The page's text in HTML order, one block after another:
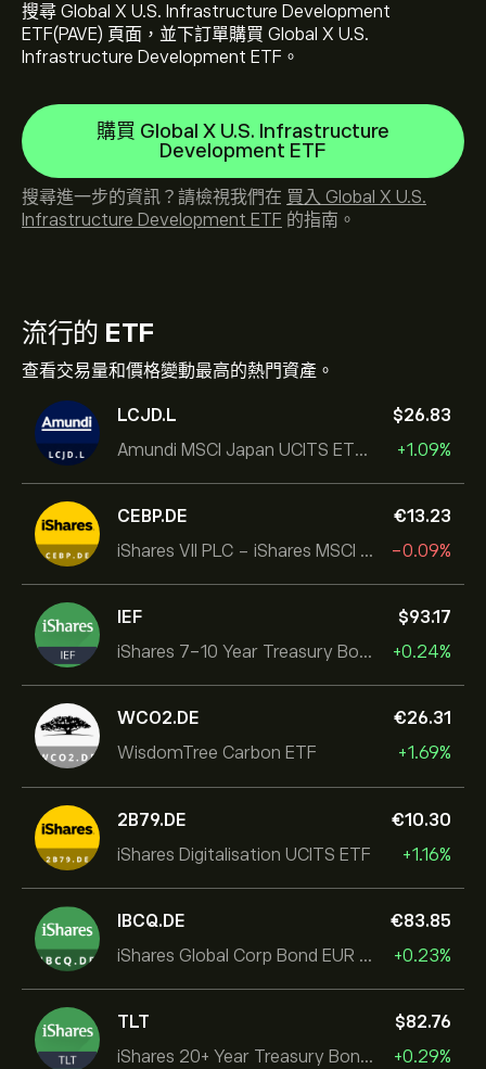
流行的 ETF
查看交易量和價格變動最高的熱門資產。
LCJD.L
Amundi MSCI Japan UCITS ETF Acc
‎$‎26.83
+1.09%
CEBP.DE
iShares VII PLC - iShares MSCI EMU USD Hedged UCITS ETF
‎€‎13.23
-0.09%
IEF
iShares 7-10 Year Treasury Bond ETF
‎$‎93.17
+0.24%
WCO2.DE
WisdomTree Carbon ETF
‎€‎26.31
+1.69%
2B79.DE
iShares Digitalisation UCITS ETF
‎€‎10.30
+1.16%
IBCQ.DE
iShares Global Corp Bond EUR Hedged UCITS ETF Dist
‎€‎83.85
+0.23%
TLT
iShares 20+ Year Treasury Bond ETF
‎$‎82.76
+0.29%
搜尋 Global X U.S. Infrastructure Development
ETF(PAVE) 頁面，並下訂單購買 Global X U.S.
Infrastructure Development ETF。
購買 Global X U.S. Infrastructure
Development ETF
搜尋進一步的資訊？請檢視我們在 買入 Global X U.S.
Infrastructure Development ETF 的指南。